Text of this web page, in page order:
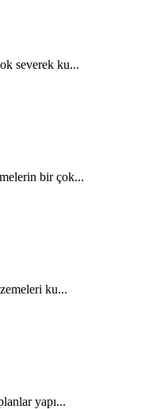
severek ku...
bir çok...
ku...
yapı...